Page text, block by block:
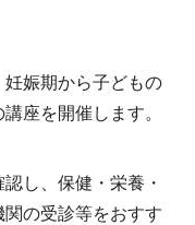
娠期から子どもの
座を開催します。
し、保健・栄養・
の受診等をおすす